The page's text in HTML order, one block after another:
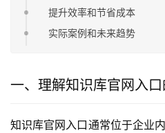
提升效率和节省成本
实际案例和未来趋势
一、理解知识库官网入
知识库官网入口通常位于企业